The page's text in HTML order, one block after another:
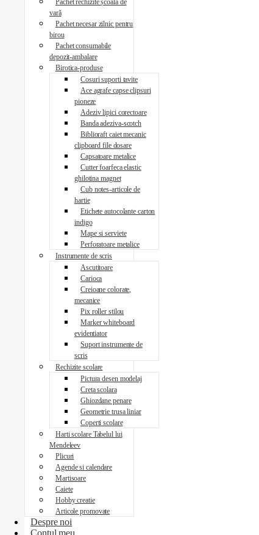
vară
Pachet necesar zilnic pentru
birou
Pachet consumabile
depozit-ambalare
Birotica-produse
Cosuri suporti tavite
Ace agrafe capse clipsuri
pioneze
Adeziv lipici corectoare
Banda adeziva-scotch
Biblioraft caiet mecanic
clipboard file dosare
Capsatoare metalice
Cutter foarfeca elastic
ghilotina magnet
Cub notes-articole de
hartie
Etichete autocolante carton
indigo
Mape si serviete
Perforatoare metalice
Instrumente de scris
Ascutitoare
Carioca
Creioane colorate,
mecanice
Pix roller stilou
Marker whiteboard
evidentiator
Suport instrumente de
scris
Rechizite scolare
Pictura desen modelaj
Creta scolara
Ghiozdane penare
Geometrie trusa liniar
Coperti scolare
Harti scolare Tabelul lui
Mendeleev
Plicuri
Agende si calendare
Martisoare
Caiete
Hobby creatie
Articole promovate
Despre noi
Contul meu